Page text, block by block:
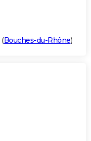
(Bouches-du-Rhône)